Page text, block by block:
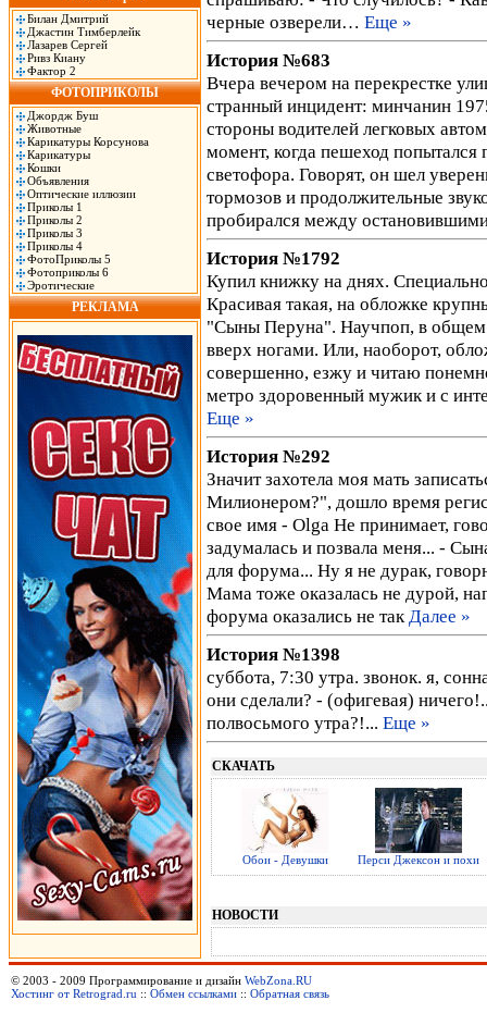
Билан Дмитрий
Джастин Тимберлейк
Лазарев Сергей
Ривз Киану
Фактор 2
ФОТОПРИКОЛЫ
Джордж Буш
Животные
Карикатуры Корсунова
Карикатуры
Кошки
Объявления
Оптические иллюзии
Приколы 1
Приколы 2
Приколы 3
Приколы 4
ФотоПриколы 5
Фотоприколы 6
Эротические
РЕКЛАМА
черные озверели… Еще »
История №683
Вчера вечером на перекрестке
странный инцидент: минчанин
стороны водителей легковых
момент, когда пешеход
светофора. Говорят, он шел
тормозов и продолжительные
пробирался между
История №1792
Купил книжку на днях.
Красивая такая, на обложке
"Сыны Перуна". Научпоп, в общем.
вверх ногами. Или, наоборот,
совершенно, езжу и читаю
метро здоровенный мужик и с
Еще »
История №292
Значит захотела моя мать
Милионером?", дошло время
свое имя - Olga Не принимает,
задумалась и позвала меня... -
для форума... Ну я не дурак,
Мама тоже оказалась не дурой,
форума оказались не такДалее »
История №1398
суббота, 7:30 утра. звонок. я,
они сделали? - (офигевая)
полвосьмого утра?!... Еще »
СКАЧАТЬ
Обои - Девушки Перси Джексон и похи
НОВОСТИ
© 2003 - 2009 Программирование и дизайн WebZona.RU
Хостинг от Retrograd.ru :: Обмен ссылками :: Обратная связь